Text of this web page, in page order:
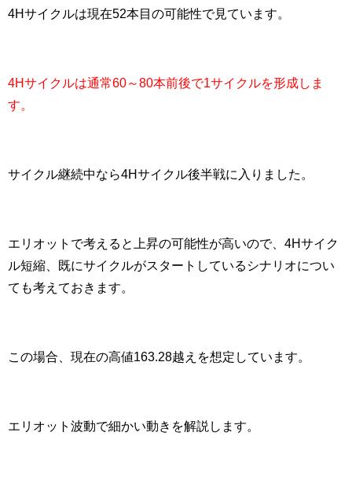
4Hサイクルは現在52本目の可能性で見ています。
4Hサイクルは通常60～80本前後で1サイクルを形成しま
す。
サイクル継続中なら4Hサイクル後半戦に入りました。
エリオットで考えると上昇の可能性が高いので、4Hサイク
ル短縮、既にサイクルがスタートしているシナリオについ
ても考えておきます。
この場合、現在の高値163.28越えを想定しています。
エリオット波動で細かい動きを解説します。